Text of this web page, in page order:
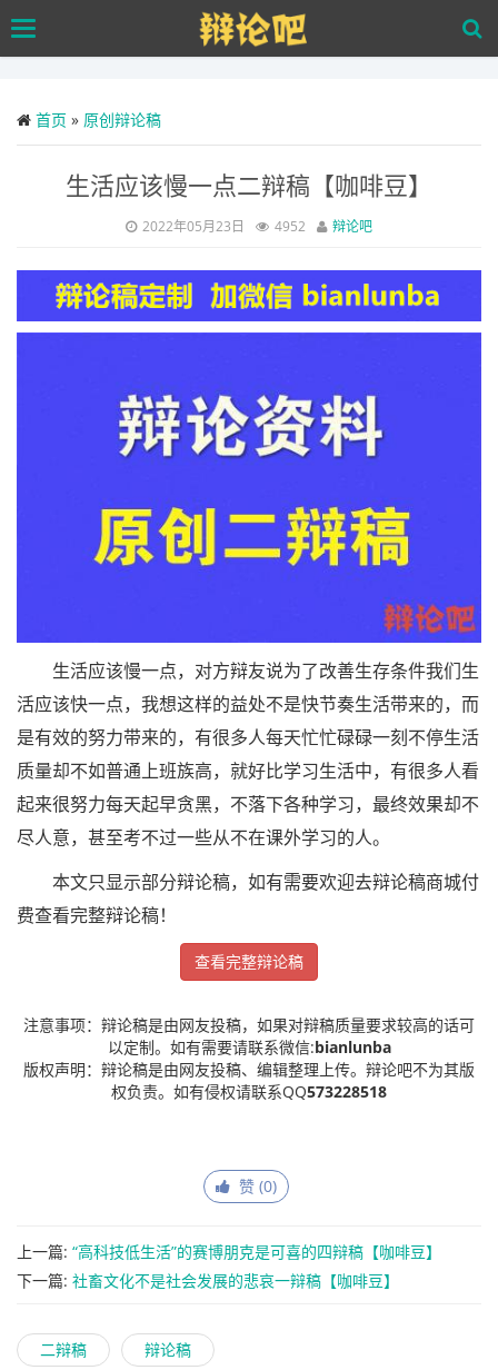
to
main
Toggle
首页 » 原创辩论稿
生活应该慢一点二辩稿【咖啡豆】
2022年05月23日 4952 辩论吧
生活应该慢一点，对方辩友说为了改善生存条件我们生
活应该快一点，我想这样的益处不是快节奏生活带来的，而
是有效的努力带来的，有很多人每天忙忙碌碌一刻不停生活
质量却不如普通上班族高，就好比学习生活中，有很多人看
起来很努力每天起早贪黑，不落下各种学习，最终效果却不
尽人意，甚至考不过一些从不在课外学习的人。
本文只显示部分辩论稿，如有需要欢迎去辩论稿商城付
费查看完整辩论稿！
查看完整辩论稿
注意事项：辩论稿是由网友投稿，如果对辩稿质量要求较高的话可
以定制。如有需要请联系微信:bianlunba
版权声明：辩论稿是由网友投稿、编辑整理上传。辩论吧不为其版
权负责。如有侵权请联系QQ573228518
赞 (0)
上一篇: “高科技低生活”的赛博朋克是可喜的四辩稿【咖啡豆】
下一篇: 社畜文化不是社会发展的悲哀一辩稿【咖啡豆】
二辩稿 辩论稿